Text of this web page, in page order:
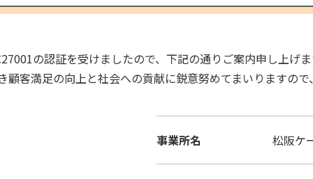
の認証を受けましたので、下記の通りご案内申し上げ
客満足の向上と社会への貢献に鋭意努めてまいりますの
事業所名 松阪ケ